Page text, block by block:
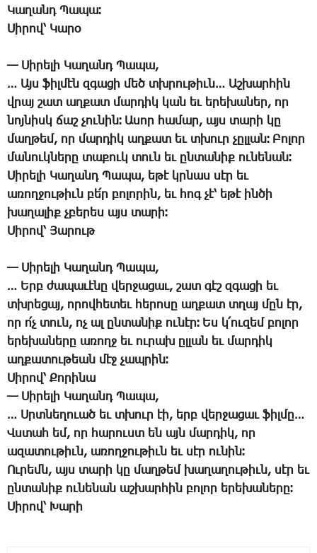
­Կա­ղանդ ­Պա­պա։
­Սի­րով՝ ­Կա­րօ
— ­Սի­րե­լի ­Կա­ղանդ ­Պա­պա,
… Այս ֆիլ­մէն զգա­ցի մեծ տխրու­թիւն… Աշ­խար­հին
վրայ շատ աղ­քատ մար­դիկ կան եւ ե­րե­խա­ներ, որ
նոյ­նիսկ ճաշ չու­նին։ Ա­սոր հա­մար, այս տա­րի կը
մաղ­թեմ, որ մար­դիկ աղ­քատ եւ տխուր չըլ­լան։ ­Բո­լոր
մա­նուկ­նե­րը տա­քուկ տուն եւ ըն­տա­նիք ու­նե­նան։
­Սի­րե­լի ­Կա­ղանդ ­Պա­պա, ե­թէ կրնաս սէր եւ
ա­ռող­ջու­թիւն բե՛ր բո­լո­րին, եւ հոգ չէ՝ ե­թէ ին­ծի
խա­ղա­լիք չբե­րես այս տա­րի։
­Սի­րով՝ ­Յա­րութ
— ­Սի­րե­լի ­Կա­ղանդ ­Պա­պա,
… Երբ ժա­պա­ւէ­նը վեր­ջա­ցաւ, շատ գէշ զգա­ցի եւ
տխրե­ցայ, ո­րով­հե­տեւ հե­րո­սը աղ­քատ տղայ մըն էր,
որ ո՛չ տուն, ոչ ալ ըն­տա­նիք ու­նէր։ Ես կ­՛ու­զեմ բո­լոր
ե­րե­խա­նե­րը ա­ռողջ եւ ու­րախ ըլ­լան եւ մար­դիկ
աղ­քա­տու­թեան մէջ չապ­րին։
­Սի­րով՝ ­Քո­րի­նա
— ­Սի­րե­լի ­Կա­ղանդ ­Պա­պա,
… Սրտ­նե­ղո­ւած եւ տխուր էի, երբ վեր­ջա­ցաւ ֆիլ­մը…
Վս­տահ եմ, որ հա­րուստ են այն մար­դիկ, որ
ա­զա­տու­թիւն, ա­ռող­ջու­թիւն եւ սէր ու­նին։
Ու­րեմն, այս տա­րի կը մաղ­թեմ խա­ղա­ղու­թիւն, սէր եւ
ըն­տա­նիք ու­նե­նան աշ­խար­հին բո­լոր ե­րե­խա­նե­րը։­
Սի­րով՝ ­Խա­րի